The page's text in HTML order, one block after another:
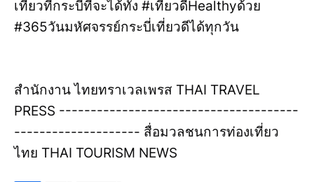
เที่ยวที่กระบี่ที่จะได้ทั้ง #เที่ยวดีHealthyด้วย
#365วันมหัศจรรย์กระบี่เที่ยวดีได้ทุกวัน
สำนักงาน ไทยทราเวลเพรส THAI TRAVEL
PRESS --------------------------------------
-------------------- สื่อมวลชนการท่องเที่ยว
ไทย THAI TOURISM NEWS